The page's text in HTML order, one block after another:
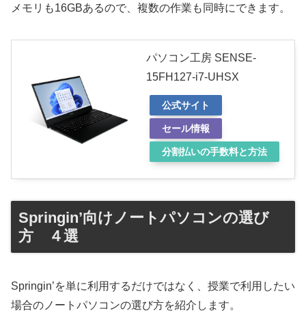
メモリも16GBあるので、複数の作業も同時にできます。
パソコン工房 SENSE-
15FH127-i7-UHSX
公式サイト
セール情報
分割払いの手数料と方法
Springin’向けノートパソコンの選び
方 ４選
Springin’を単に利用するだけではなく、授業で利用したい
場合のノートパソコンの選び方を紹介します。